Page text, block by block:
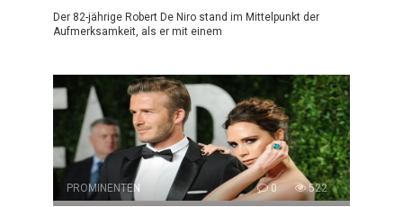
Der 82-jährige Robert De Niro stand im Mittelpunkt der
Aufmerksamkeit, als er mit einem
PROMINENTEN 0 522